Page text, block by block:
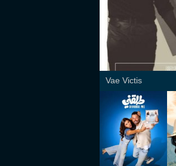
Vae Victis